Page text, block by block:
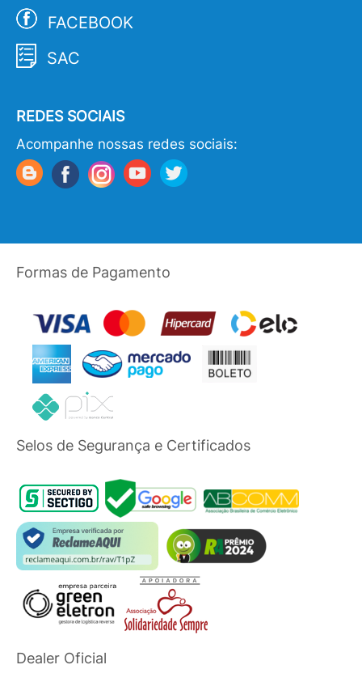
FACEBOOK
SAC
REDES SOCIAIS
Acompanhe nossas redes sociais:
Formas de Pagamento
Selos de Segurança e Certificados
Dealer Oficial